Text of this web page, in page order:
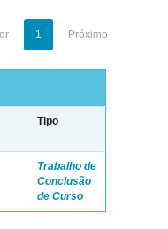
1 Próximo
Tipo
Trabalho de
Conclusão
de Curso